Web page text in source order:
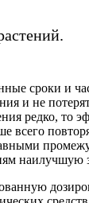
сроки и
и не
редко, то
всего
наилучшую